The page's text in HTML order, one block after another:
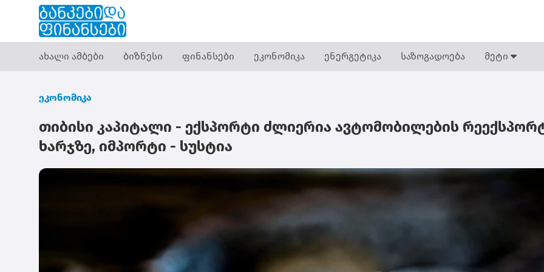
ახალი ამბები ბიზნესი ფინანსები ეკონომიკა ენერგეტიკა საზოგადოება მეტი
ეკონომიკა
თიბისი კაპიტალი - ექსპორტი ძლიერია ავტომობილების
ხარჯზე, იმპორტი - სუსტია